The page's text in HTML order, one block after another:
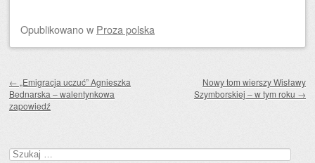
Opublikowanow Proza polska
← „Emigracja uczuć” Agnieszka
Bednarska – walentynkowa
zapowiedź
Nowy tom wierszy Wisławy
Szymborskiej – w tym roku →
Szukaj: